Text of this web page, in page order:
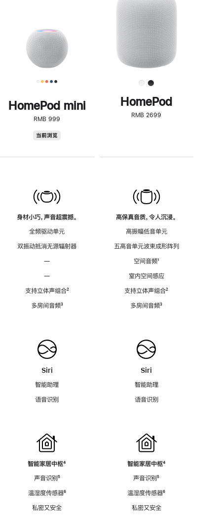
HomePod mini
RMB 999
当前浏览
身材小巧，声音超震撼。
全频驱动单元
双振动抵消无源辐射器
—
—
支持立体声组合脚
²
多房间音频脚
³
Siri
智能助理
语音识别
智能家居中枢脚
⁴
声音识别脚
⁵
温湿度传感器脚
⁶
私密又安全
了
解
HomePod<
HomePod
RMB 2699
高保真音质，令人沉浸。
高振幅低音单元
五高音单元波束成形阵列
空间音频脚
¹
室内空间感应
支持立体声组合脚
²
多房间音频脚
³
Siri
智能助理
语音识别
智能家居中枢脚
⁴
声音识别脚
⁵
温湿度传感器脚
⁶
私密又安全